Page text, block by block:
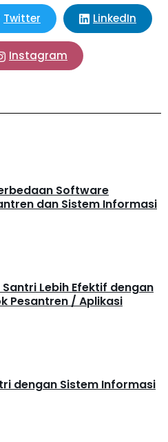
Twitter LinkedIn
Instagram
Software
dan Sistem Informasi
Lebih Efektif dengan
Pesantren / Aplikasi
dengan Sistem Informasi